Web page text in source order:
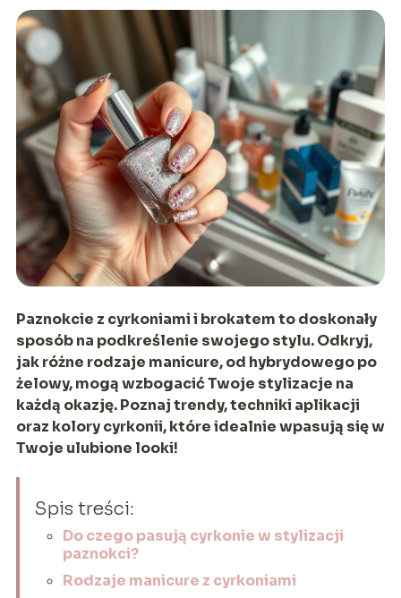
Paznokcie z cyrkoniami i brokatem to doskonały
sposób na podkreślenie swojego stylu. Odkryj,
jak różne rodzaje manicure, od hybrydowego po
żelowy, mogą wzbogacić Twoje stylizacje na
każdą okazję. Poznaj trendy, techniki aplikacji
oraz kolory cyrkonii, które idealnie wpasują się w
Twoje ulubione looki!
Spis treści:
Do czego pasują cyrkonie w stylizacji
paznokci?
Rodzaje manicure z cyrkoniami